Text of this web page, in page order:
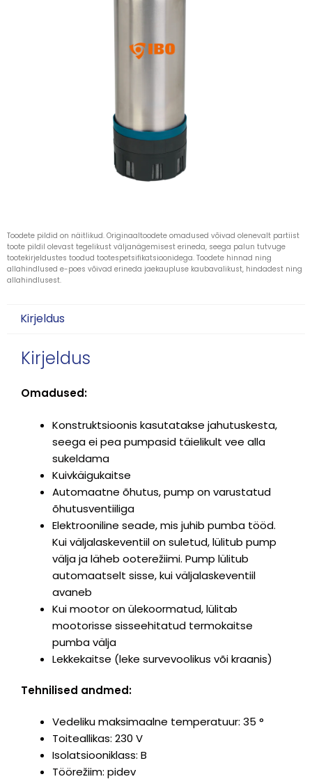
Toodete pildid on näitlikud. Originaaltoodete omadused võivad olenevalt partiist
toote pildil olevast tegelikust väljanägemisest erineda, seega palun tutvuge
tootekirjeldustes toodud tootespetsifikatsioonidega. Toodete hinnad ning
allahindlused e-poes võivad erineda jaekaupluse kaubavalikust, hindadest ning
allahindlusest.
Kirjeldus
Kirjeldus
Omadused:
Konstruktsioonis kasutatakse jahutuskesta,
seega ei pea pumpasid täielikult vee alla
sukeldama
Kuivkäigukaitse
Automaatne õhutus, pump on varustatud
õhutusventiiliga
Elektrooniline seade, mis juhib pumba tööd.
Kui väljalaskeventiil on suletud, lülitub pump
välja ja läheb ooterežiimi. Pump lülitub
automaatselt sisse, kui väljalaskeventiil
avaneb
Kui mootor on ülekoormatud, lülitab
mootorisse sisseehitatud termokaitse
pumba välja
Lekkekaitse (leke survevoolikus või kraanis)
Tehnilised andmed:
Vedeliku maksimaalne temperatuur: 35 °
Toiteallikas: 230 V
Isolatsiooniklass: B
Töörežiim: pidev